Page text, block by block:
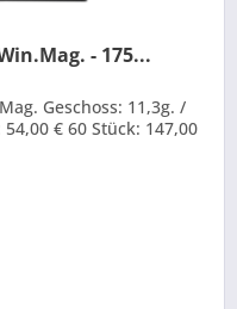
- 175...
Geschoss: 11,3g. /
€ 60 Stück: 147,00